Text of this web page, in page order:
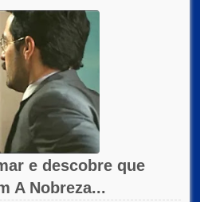
e descobre que
A Nobreza...